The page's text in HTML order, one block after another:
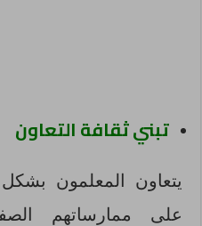
تبني ثقافة التعاون
يتعاون المعلمون بشكل
على ممارساتهم